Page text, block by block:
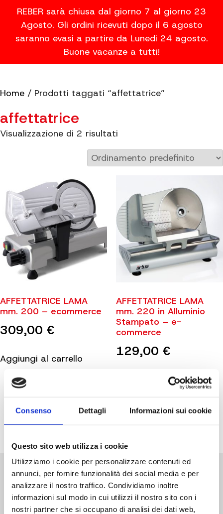
Consenso Dettagli Informazioni sui cookie
Questo sito web utilizza i cookie
Utilizziamo i cookie per personalizzare contenuti ed
annunci, per fornire funzionalità dei social media e per
analizzare il nostro traffico. Condividiamo inoltre
informazioni sul modo in cui utilizzi il nostro sito con i
nostri partner che si occupano di analisi dei dati web,
REBER sarà chiusa dal giorno 7 al giorno 23
Agosto. Gli ordini ricevuti dopo il 6 agosto
saranno evasi a partire da Lunedi 24 agosto.
Buone vacanze a tutti!
Home / Prodotti taggati “affettatrice”
affettatrice
Visualizzazione di 2 risultati
AFFETTATRICE LAMA
mm. 200 – ecommerce
309,00 €
Aggiungi al carrello
AFFETTATRICE LAMA
mm. 220 in Alluminio
Stampato – e-
commerce
129,00 €
Aggiungi al carrello